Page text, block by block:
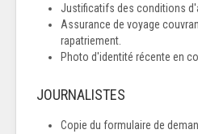
Justificatifs des conditions
Assurance de voyage
rapatriement.
Photo d'identité récente en
JOURNALISTES
Copie du formulaire de